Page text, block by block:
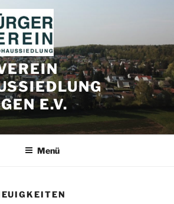
E.V.
Menü